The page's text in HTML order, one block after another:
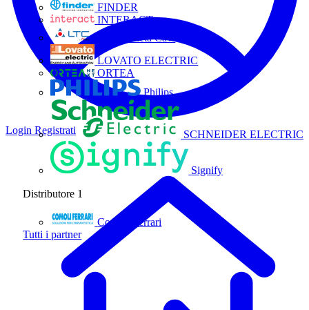
FINDER
INTERACT
La Triveneta Cavi
LOVATO ELECTRIC
ORTEA
Philips
SCHNEIDER ELECTRIC
Signify
Distributore 1
Comoli Ferrari
Tutti i partner
Login Registrati